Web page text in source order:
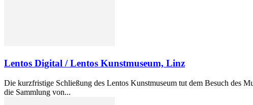
Lentos Digital / Lentos Kunstmuseum, Linz
Die kurzfristige Schließung des Lentos Kunstmuseum tut dem Besuch des
die Sammlung von...